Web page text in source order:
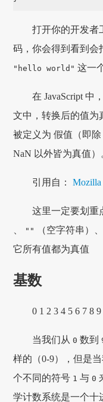
打开你的开发者
码，你会得到看到会
"hello world" 这一
在 JavaScript 中
文中，转换后的值为
被定义为 假值（即除
NaN 以外皆为真值）
引用自：Mozilla
这里一定要划重
"" （空字符串）、
它所有值都为真值
基数
0 1 2 3 4 5 6 7 8 9
当我们从0 数到
样的（0-9），但是当
个不同的符号 1 与0
学计数系统是一个十